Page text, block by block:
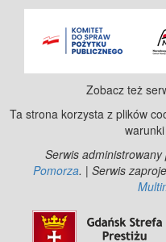
kamieniczki
Wielką
którym mieściła
głębi fragment
(Heumarkt).
Zobacz też
Ta strona korzysta z plików
Serwis administrowany
Pomorza. | Serwis